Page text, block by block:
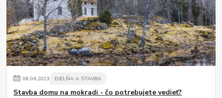
08.06.2023 DIELŇA A STAVBA
Stavba domu na mokradi - čo potrebujete vedieť?